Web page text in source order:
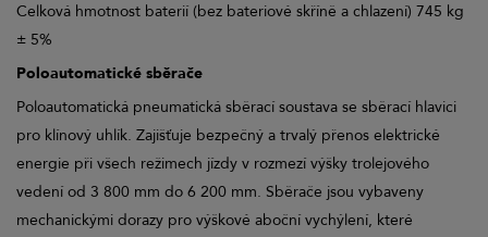
Celková hmotnost baterií (bez bateriové skříně a chlazení) 745 kg
± 5%
Poloautomatické sběrače
Poloautomatická pneumatická sběrací soustava se sběrací hlavici
pro klínový uhlík. Zajišťuje bezpečný a trvalý přenos elektrické
energie při všech režimech jízdy v rozmezí výšky trolejového
vedení od 3 800 mm do 6 200 mm. Sběrače jsou vybaveny
mechanickými dorazy pro výškové aboční vychýlení, které